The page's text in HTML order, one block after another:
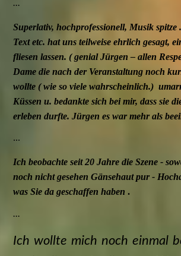
...
Superlativ, hochprofessionell, Musik spitze
Text etc. hat uns teilweise ehrlich gesagt,
fliesen lassen. ( genial Jürgen – allen
Dame die nach der Veranstaltung noch
wollte ( wie so viele wahrscheinlich.)
Küssen u. bedankte sich bei mir, dass sie
erleben durfte. Jürgen es war mehr als
...
Ich beobachte seit 20 Jahre die Szene -
noch nicht gesehen Gänsehaut pur -
was Sie da geschaffen haben.
...
Ich wollte mich noch einmal